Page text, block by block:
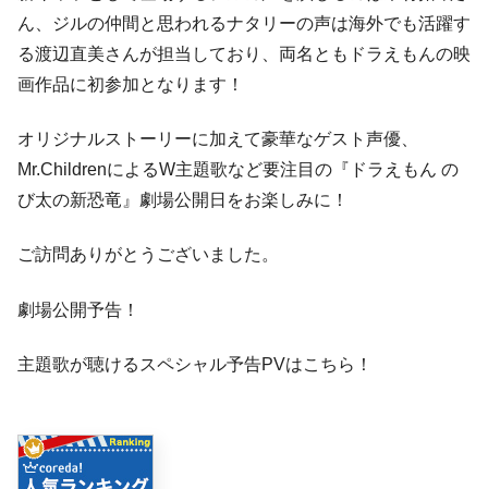
ん、ジルの仲間と思われるナタリーの声は海外でも活躍す
る渡辺直美さんが担当しており、両名ともドラえもんの映
画作品に初参加となります！
オリジナルストーリーに加えて豪華なゲスト声優、
Mr.ChildrenによるW主題歌など要注目の『ドラえもん の
び太の新恐竜』劇場公開日をお楽しみに！
ご訪問ありがとうございました。
劇場公開予告！
主題歌が聴けるスペシャル予告PVはこちら！